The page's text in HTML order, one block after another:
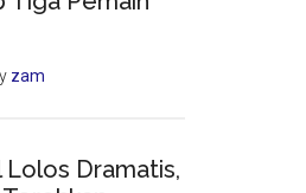
zam
Dramatis,